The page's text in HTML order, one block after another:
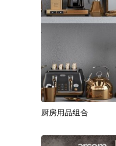
厨房用品组合